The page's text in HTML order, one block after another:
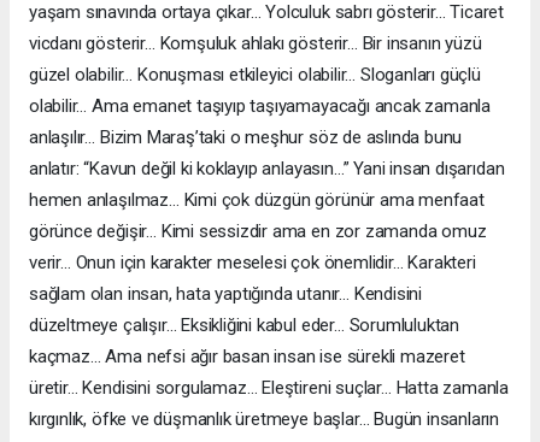
yaşam sınavında ortaya çıkar… Yolculuk sabrı gösterir… Ticaret
vicdanı gösterir… Komşuluk ahlakı gösterir… Bir insanın yüzü
güzel olabilir… Konuşması etkileyici olabilir… Sloganları güçlü
olabilir… Ama emanet taşıyıp taşıyamayacağı ancak zamanla
anlaşılır… Bizim Maraş’taki o meşhur söz de aslında bunu
anlatır: “Kavun değil ki koklayıp anlayasın…” Yani insan dışarıdan
hemen anlaşılmaz… Kimi çok düzgün görünür ama menfaat
görünce değişir… Kimi sessizdir ama en zor zamanda omuz
verir… Onun için karakter meselesi çok önemlidir… Karakteri
sağlam olan insan, hata yaptığında utanır… Kendisini
düzeltmeye çalışır… Eksikliğini kabul eder… Sorumluluktan
kaçmaz… Ama nefsi ağır basan insan ise sürekli mazeret
üretir… Kendisini sorgulamaz… Eleştireni suçlar… Hatta zamanla
kırgınlık, öfke ve düşmanlık üretmeye başlar… Bugün insanların